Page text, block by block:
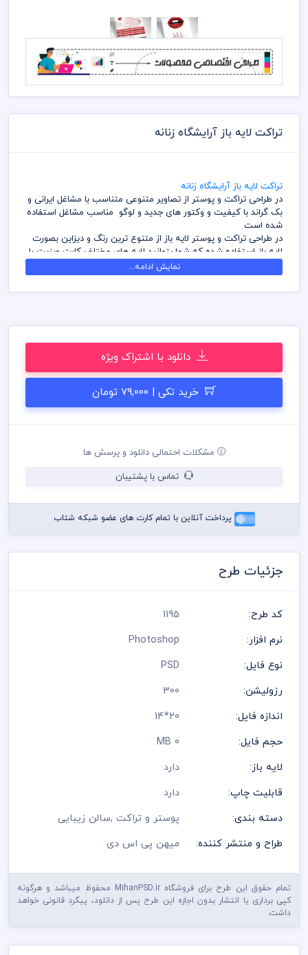
دانلود با اشتراک ویژه
خرید تکی | 79,000 تومان
مشکلات احتمالی دانلود و پرسش ها
تماس با پشتیبان
پرداخت آنلاین با تمام کارت های عضو شبکه شتاب
جزئیات طرح
کد طرح:
1195
نرم افزار:
Photoshop
نوع فایل:
PSD
رزولیشن:
300
اندازه فایل:
20*14
حجم فایل:
0 MB
لایه باز:
دارد
قابلیت چاپ:
دارد
دسته بندی:
پوستر و تراکت,سالن زیبایی
طراح و منتشر کننده:
میهن پی اس دی
تمام حقوق این طرح برای فروشگاه MihanPSD.ir محفوظ میباشد و هرگونه
کپی برداری یا انتشار بدون اجازه این طرح پس از دانلود، پیگرد قانونی خواهد
داشت.
تراکت لایه باز آرایشگاه زنانه
تراکت لایه باز آرایشگاه زنانه
در طراحی تراکت و پوستر از تصاویر متنوعی متناسب با مشاغل ایرانی و
بک گراند با کیفیت و وکتور های جدید و لوگو مناسب مشاغل استفاده
شده است
در طراحی تراکت و پوستر لایه باز از متنوع ترین رنگ و دیزاین بصورت
لایه باز استفاده شده که شما بتوانید لایه های مختلف کارت ویزیت را
به سلیقه ویرایش و استفاده نمائید
کامل ترین آرشیو لایه باز تراکت و پوستر که می توانید با خیالی راحت
با تهیه بسته های اشتراک ویژه به هزاران طرح لایه باز دسترسی و
الزامی می باشد
کلیه طراحی های کارت ویزیت بصورت لایه باز و با فرمت فتوشاپ می
باشد که می توانید جهت ویرایش از نرم افزار فتوشاپ استفاده نمائید
شما می توانید چاپ کارت ویزیت های موجود در وب سایت میهن پی
اس دی را نزد چاپخانه مجموعه چاپ و در سراسر کشور دریافت نمائید
برای دانلود کارت ویزیت و طرح لایه باز به صورت به صرفه می توانید از
قیل از چاپ و استفاده کارت ویزیت رعایت مواردی نظیر غلط املایی،
کنترل پنتت رنگی . مد رنگی و کیفیت مناسب عکس و وکتور به عهده
شده است و مسئولیت استفاده از همان لوگو به عهده خریدار می
رعایت کلیه قوانین موجود در سایت به عهده خریدار می باشد
نمایش ادامه...